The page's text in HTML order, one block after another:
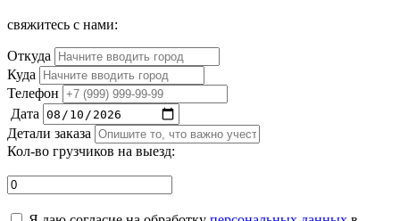
свяжитесь с нами:
Откуда
Куда
Телефон
Дата
Детали заказа
Кол-во грузчиков на выезд: